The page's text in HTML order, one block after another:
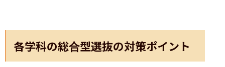
各学科の総合型選抜の対策ポイント